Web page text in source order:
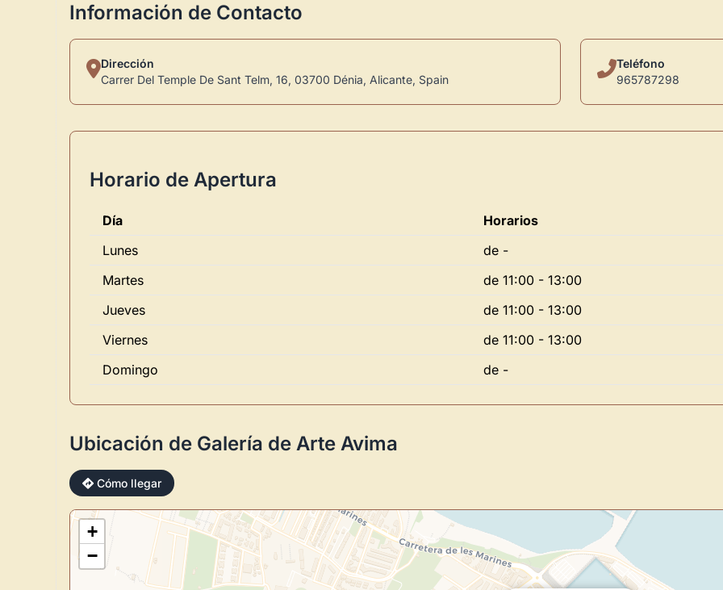
Información de Contacto
Dirección
Carrer Del Temple De Sant Telm, 16, 03700 Dénia, Alicante, Spain
Teléfono
965787298
Horario de Apertura
Día
Horarios
Lunes
de -
Martes
de 11:00 - 13:00
Jueves
de 11:00 - 13:00
Viernes
de 11:00 - 13:00
Domingo
de -
Ubicación de Galería de Arte Avima
Cómo llegar
+
−
Novedad: Tu Panel
Crear cuenta y abrir mi Panel